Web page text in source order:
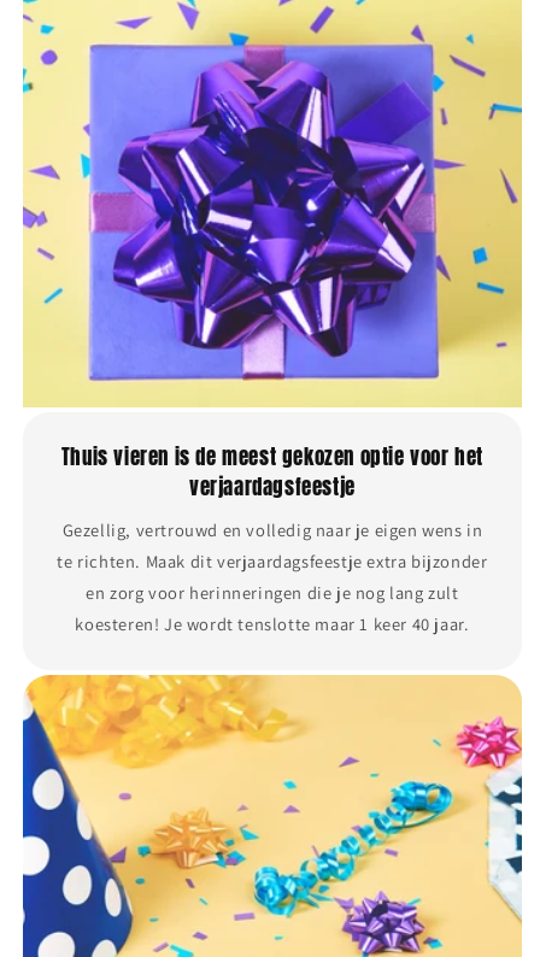
Thuis vieren is de meest gekozen optie voor het
verjaardagsfeestje
Gezellig, vertrouwd en volledig naar je eigen wens in
te richten. Maak dit verjaardagsfeestje extra bijzonder
en zorg voor herinneringen die je nog lang zult
koesteren! Je wordt tenslotte maar 1 keer 40 jaar.